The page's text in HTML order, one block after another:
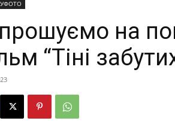
УФОТО
на
“Тіні